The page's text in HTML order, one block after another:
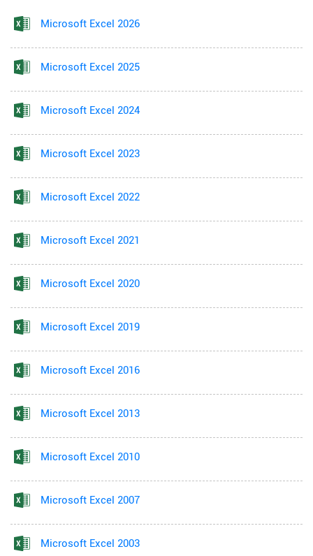
Microsoft Excel 2026
Microsoft Excel 2025
Microsoft Excel 2024
Microsoft Excel 2023
Microsoft Excel 2022
Microsoft Excel 2021
Microsoft Excel 2020
Microsoft Excel 2019
Microsoft Excel 2016
Microsoft Excel 2013
Microsoft Excel 2010
Microsoft Excel 2007
Microsoft Excel 2003